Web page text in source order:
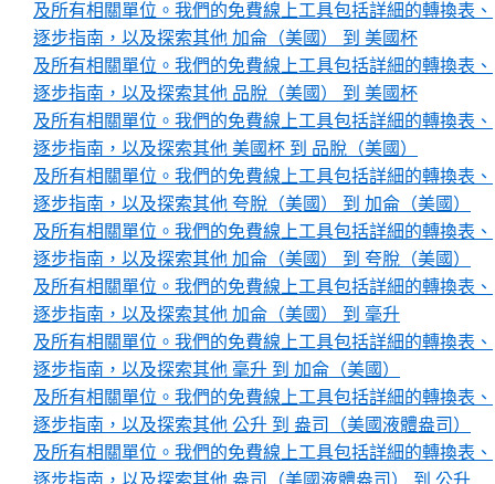
及所有相關單位。我們的免費線上工具包括詳細的轉換表、
逐步指南，以及探索其他 加侖（美國） 到 美國杯
及所有相關單位。我們的免費線上工具包括詳細的轉換表、
逐步指南，以及探索其他 品脫（美國） 到 美國杯
及所有相關單位。我們的免費線上工具包括詳細的轉換表、
逐步指南，以及探索其他 美國杯 到 品脫（美國）
及所有相關單位。我們的免費線上工具包括詳細的轉換表、
逐步指南，以及探索其他 夸脫（美國） 到 加侖（美國）
及所有相關單位。我們的免費線上工具包括詳細的轉換表、
逐步指南，以及探索其他 加侖（美國） 到 夸脫（美國）
及所有相關單位。我們的免費線上工具包括詳細的轉換表、
逐步指南，以及探索其他 加侖（美國） 到 毫升
及所有相關單位。我們的免費線上工具包括詳細的轉換表、
逐步指南，以及探索其他 毫升 到 加侖（美國）
及所有相關單位。我們的免費線上工具包括詳細的轉換表、
逐步指南，以及探索其他 公升 到 盎司（美國液體盎司）
及所有相關單位。我們的免費線上工具包括詳細的轉換表、